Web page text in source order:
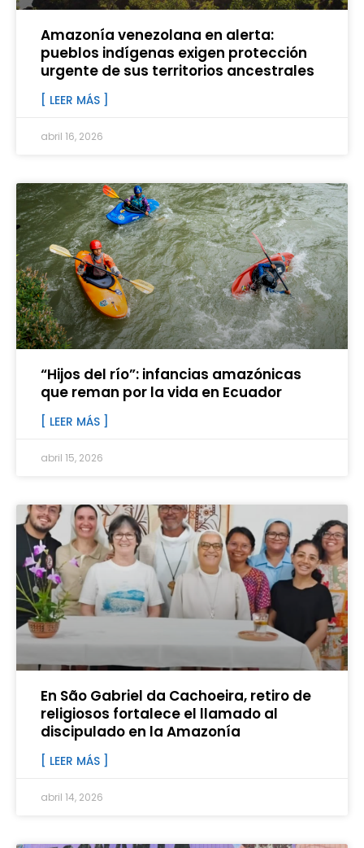
Amazonía venezolana en alerta:
pueblos indígenas exigen protección
urgente de sus territorios ancestrales
[ LEER MÁS ]
abril 16, 2026
“Hijos del río”: infancias amazónicas
que reman por la vida en Ecuador
[ LEER MÁS ]
abril 15, 2026
En São Gabriel da Cachoeira, retiro de
religiosos fortalece el llamado al
discipulado en la Amazonía
[ LEER MÁS ]
abril 14, 2026